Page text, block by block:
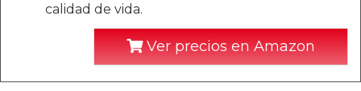
calidad de vida.
Ver precios en Amazon